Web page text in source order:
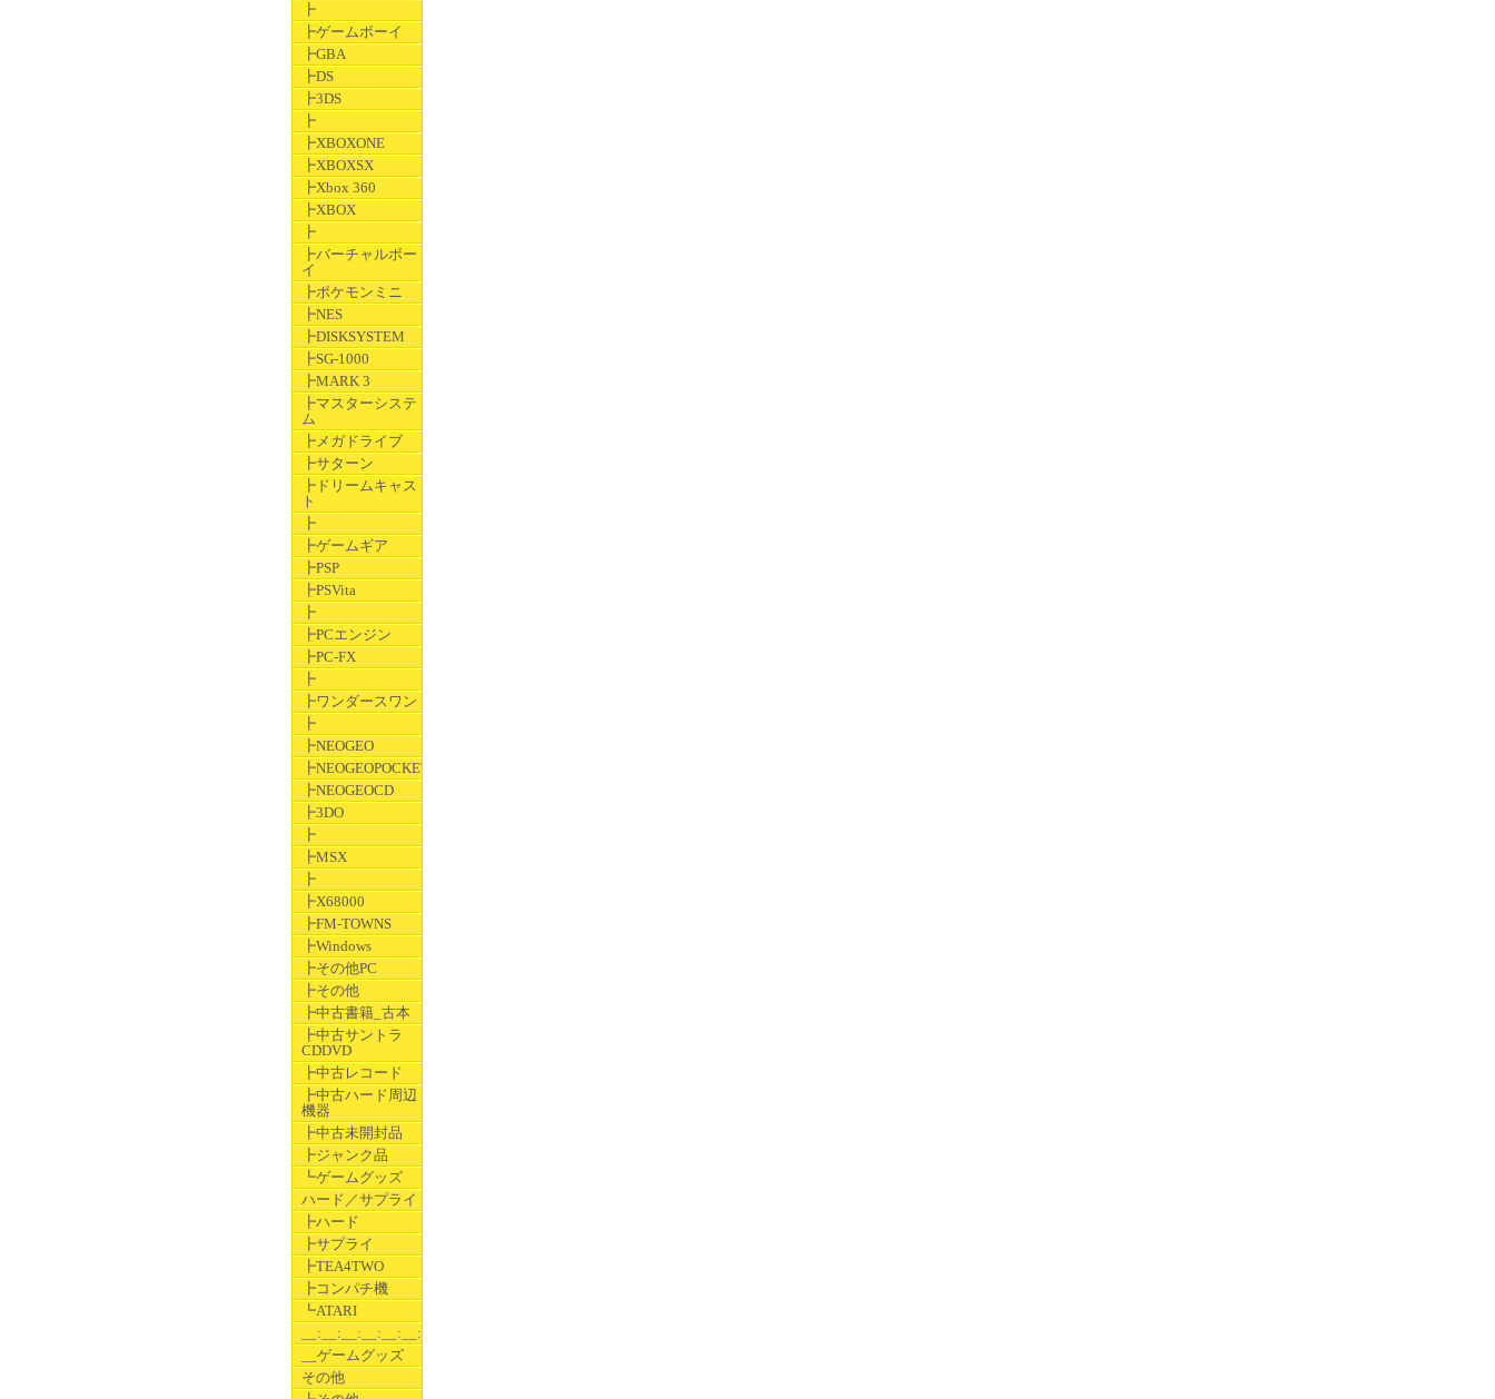
┣
┣ゲームボーイ
┣GBA
┣DS
┣3DS
┣
┣XBOXONE
┣XBOXSX
┣Xbox 360
┣XBOX
┣
┣バーチャルボー
イ
┣ポケモンミニ
┣NES
┣DISKSYSTEM
┣SG-1000
┣MARK 3
┣マスターシステ
ム
┣メガドライブ
┣サターン
┣ドリームキャス
ト
┣
┣ゲームギア
┣PSP
┣PSVita
┣
┣PCエンジン
┣PC-FX
┣
┣ワンダースワン
┣
┣NEOGEO
┣NEOGEOPOCKET
┣NEOGEOCD
┣3DO
┣
┣MSX
┣
┣X68000
┣FM-TOWNS
┣Windows
┣その他PC
┣その他
┣中古書籍_古本
┣中古サントラ
CDDVD
┣中古レコード
┣中古ハード周辺
機器
┣中古未開封品
┣ジャンク品
┗ゲームグッズ
ハード／サプライ
┣ハード
┣サプライ
┣TEA4TWO
┣コンパチ機
┗ATARI
__:__:__:__:__:__:__
__ゲームグッズ
その他